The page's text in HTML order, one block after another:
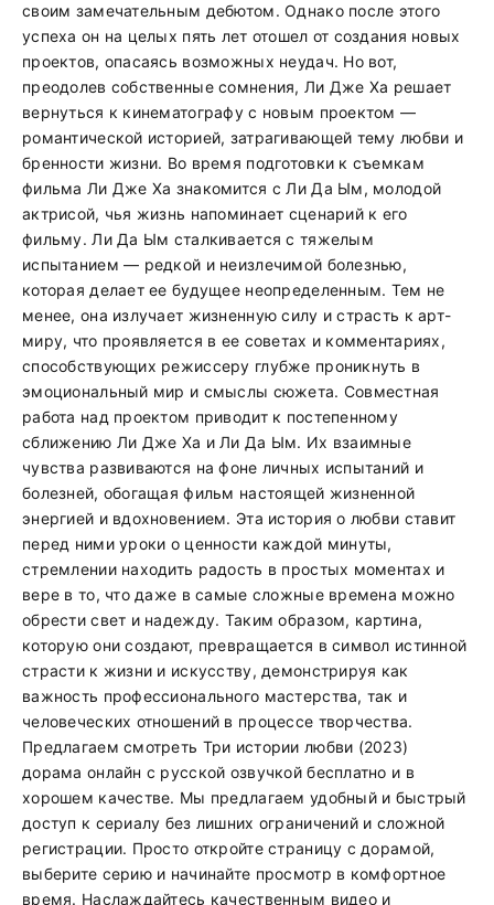
своим замечательным дебютом. Однако после этого
успеха он на целых пять лет отошел от создания новых
проектов, опасаясь возможных неудач. Но вот,
преодолев собственные сомнения, Ли Дже Ха решает
вернуться к кинематографу с новым проектом —
романтической историей, затрагивающей тему любви и
бренности жизни. Во время подготовки к съемкам
фильма Ли Дже Ха знакомится с Ли Да Ым, молодой
актрисой, чья жизнь напоминает сценарий к его
фильму. Ли Да Ым сталкивается с тяжелым
испытанием — редкой и неизлечимой болезнью,
которая делает ее будущее неопределенным. Тем не
менее, она излучает жизненную силу и страсть к арт-
миру, что проявляется в ее советах и комментариях,
способствующих режиссеру глубже проникнуть в
эмоциональный мир и смыслы сюжета. Совместная
работа над проектом приводит к постепенному
сближению Ли Дже Ха и Ли Да Ым. Их взаимные
чувства развиваются на фоне личных испытаний и
болезней, обогащая фильм настоящей жизненной
энергией и вдохновением. Эта история о любви ставит
перед ними уроки о ценности каждой минуты,
стремлении находить радость в простых моментах и
вере в то, что даже в самые сложные времена можно
обрести свет и надежду. Таким образом, картина,
которую они создают, превращается в символ истинной
страсти к жизни и искусству, демонстрируя как
важность профессионального мастерства, так и
человеческих отношений в процессе творчества.
Предлагаем смотреть Три истории любви (2023)
дорама онлайн с русской озвучкой бесплатно и в
хорошем качестве. Мы предлагаем удобный и быстрый
доступ к сериалу без лишних ограничений и сложной
регистрации. Просто откройте страницу с дорамой,
выберите серию и начинайте просмотр в комфортное
время. Наслаждайтесь качественным видео и